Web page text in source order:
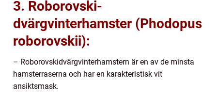
3. Roborovski-
dvärgvinterhamster (Phodopus
roborovskii):
– Roborovskidvärgvinterhamstern är en av de minsta
hamsterraserna och har en karakteristisk vit
ansiktsmask.